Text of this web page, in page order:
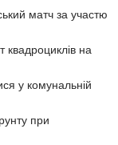
матч за участю
квадроциклів на
у комунальній
при